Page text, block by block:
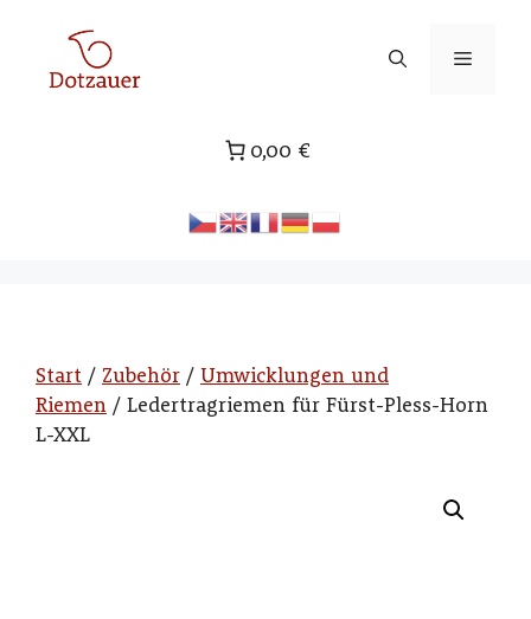
springen
Menü
0,00 €
Start / Zubehör / Umwicklungen und
Riemen / Ledertragriemen für Fürst-Pless-Horn
L-XXL